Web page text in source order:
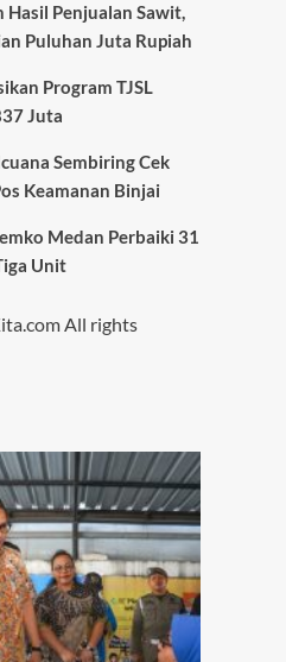
Hasil Penjualan Sawit,
Puluhan Juta Rupiah
Program TJSL
Juta
Sembiring Cek
Keamanan Binjai
Medan Perbaiki 31
Unit
All rights